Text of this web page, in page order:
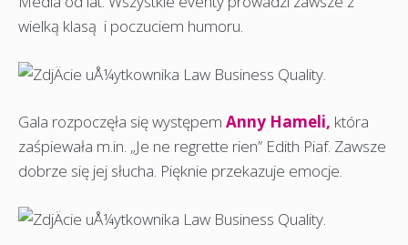
wielką klasą i poczuciem humoru.
Gala rozpoczęła się występem Anny Hameli, która
zaśpiewała m.in. „Je ne regrette rien” Edith Piaf. Zawsze
dobrze się jej słucha. Pięknie przekazuje emocje.